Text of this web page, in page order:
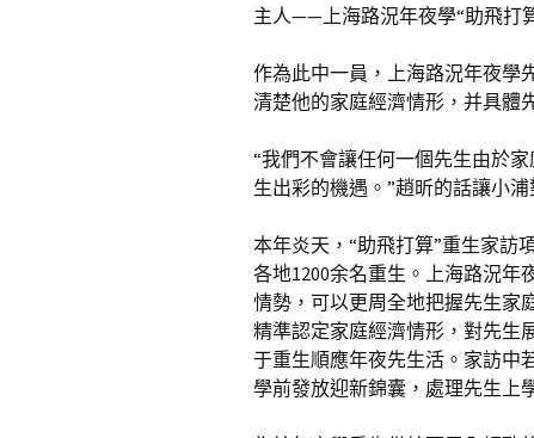
主人——上海路況年夜學“助飛打
作為此中一員，上海路況年夜學
清楚他的家庭經濟情形，并具體
“我們不會讓任何一個先生由於
生出彩的機遇。”趙昕的話讓小浦
本年炎天，“助飛打算”重生家訪
各地1200余名重生。上海路況年
情勢，可以更周全地把握先生家
精準認定家庭經濟情形，對先生
于重生順應年夜先生活。家訪中
學前發放迎新錦囊，處理先生上